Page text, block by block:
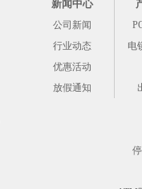
新闻中心
公司新闻
行业动态
优惠活动
放假通知
电